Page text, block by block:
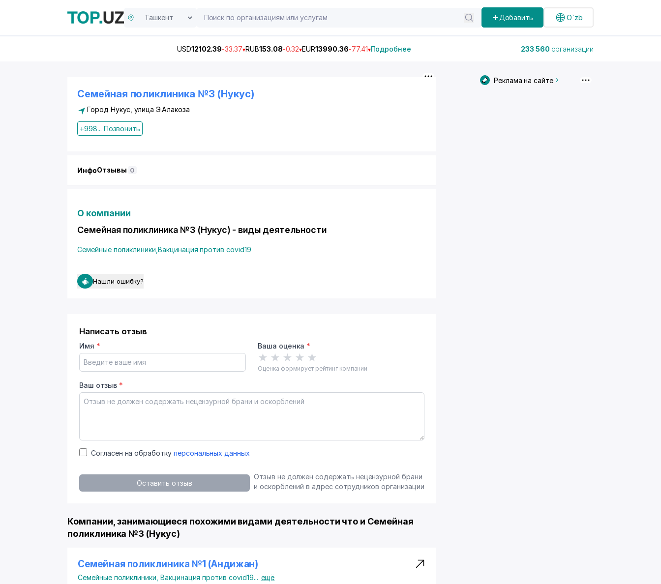
Добавить O`zb
USD12102.39-33.37 RUB153.08-0.32 EUR13990.36-77.41 Подробнее 233 560 организации
Семейная поликлиника №3 (Нукус)
Город Нукус, улица Э.Алакоза
+998... Позвонить
ИнфоОтзывы 0
О компании
Семейная поликлиника №3 (Нукус) - виды деятельности
Семейные поликлиники Вакцинация против covid19
Нашли ошибку?
Написать отзыв
Имя * Ваша оценка *
★ ★ ★ ★ ★
Оценка формирует рейтинг компании
Ваш отзыв *
Согласен на обработку персональных данных
Оставить отзыв
Отзыв не должен содержать нецензурной брани
и оскорблений в адрес сотрудников организации
Компании, занимающиеся похожими видами деятельности что и Семейная
поликлиника №3 (Нукус)
Семейная поликлиника №1 (Андижан)
Семейные поликлиники Вакцинация против covid19... ещё
Реклама на сайте